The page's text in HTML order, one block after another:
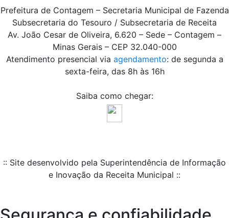
Prefeitura de Contagem – Secretaria Municipal de Fazenda
Subsecretaria do Tesouro / Subsecretaria de Receita
Av. João Cesar de Oliveira, 6.620 – Sede – Contagem –
Minas Gerais – CEP 32.040-000
Atendimento presencial via agendamento: de segunda a
sexta-feira, das 8h às 16h
Saiba como chegar:
:: Site desenvolvido pela Superintendência de Informação
e Inovação da Receita Municipal ::